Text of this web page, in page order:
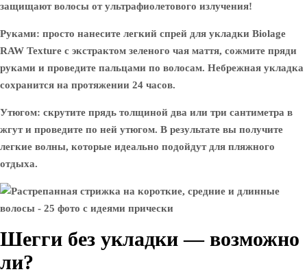
защищают волосы от ультрафиолетового излучения!
Руками: просто нанесите легкий спрей для укладки Biolage
RAW Texture с экстрактом зеленого чая маття, сожмите пряди
руками и проведите пальцами по волосам. Небрежная укладка
сохранится на протяжении 24 часов.
Утюгом: скрутите прядь толщиной два или три сантиметра в
жгут и проведите по ней утюгом. В результате вы получите
легкие волны, которые идеально подойдут для пляжного
отдыха.
Шегги без укладки — возможно
ли?